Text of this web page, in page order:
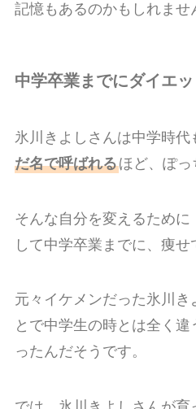
記憶もあるのかもしれませ
中学卒業までにダイエ
氷川きよしさんは中学時代
だ名で呼ばれるほど、ぽっ
そんな自分を変えるために
して中学卒業までに、痩せ
元々イケメンだった氷川き
とで中学生の時とは全く
ったんだそうです。